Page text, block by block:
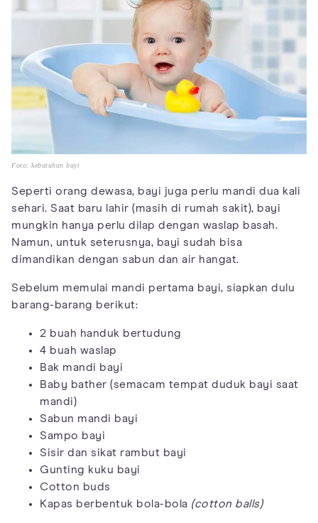
Foto: kebutuhan bayi
Seperti orang dewasa, bayi juga perlu mandi dua kali
sehari. Saat baru lahir (masih di rumah sakit), bayi
mungkin hanya perlu dilap dengan waslap basah.
Namun, untuk seterusnya, bayi sudah bisa
dimandikan dengan sabun dan air hangat.
Sebelum memulai mandi pertama bayi, siapkan dulu
barang-barang berikut:
2 buah handuk bertudung
4 buah waslap
Bak mandi bayi
Baby bather (semacam tempat duduk bayi saat
mandi)
Sabun mandi bayi
Sampo bayi
Sisir dan sikat rambut bayi
Gunting kuku bayi
Cotton buds
Kapas berbentuk bola-bola (cotton balls)